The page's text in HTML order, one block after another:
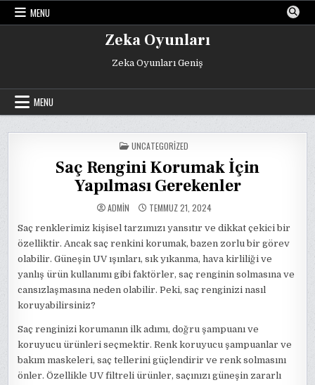
Skip
MENU
Zeka Oyunları
Zeka Oyunları Geniş
MENU
POSTED
IN
UNCATEGORIZED
Saç Rengini Korumak İçin
Yapılması Gerekenler
ADMIN TEMMUZ 21, 2024
Saç renklerimiz kişisel tarzımızı yansıtır ve dikkat çekici bir
özelliktir. Ancak saç renkini korumak, bazen zorlu bir görev
olabilir. Güneşin UV ışınları, sık yıkanma, hava kirliliği ve
yanlış ürün kullanımı gibi faktörler, saç renginin solmasına ve
cansızlaşmasına neden olabilir. Peki, saç renginizi nasıl
koruyabilirsiniz?
Saç renginizi korumanın ilk adımı, doğru şampuanı ve
koruyucu ürünleri seçmektir. Renk koruyucu şampuanlar ve
bakım maskeleri, saç tellerini güçlendirir ve renk solmasını
önler. Özellikle UV filtreli ürünler, saçınızı güneşin zararlı